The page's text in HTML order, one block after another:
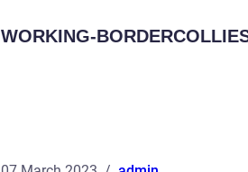
WORKING-